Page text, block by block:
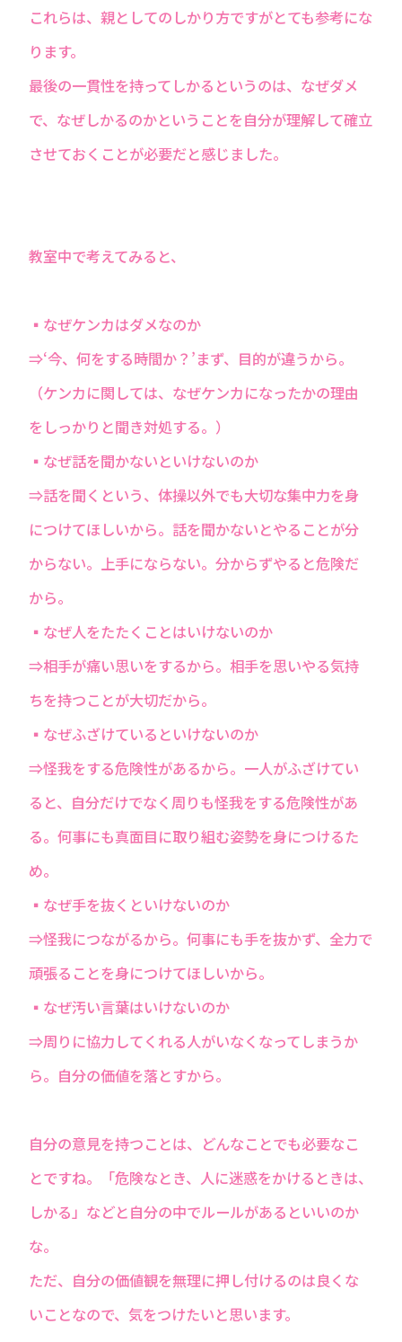
これらは、親としてのしかり方ですがとても参考にな
ります。
最後の一貫性を持ってしかるというのは、なぜダメ
で、なぜしかるのかということを自分が理解して確立
させておくことが必要だと感じました。
教室中で考えてみると、
▪なぜケンカはダメなのか
⇒‘今、何をする時間か？’まず、目的が違うから。
（ケンカに関しては、なぜケンカになったかの理由
をしっかりと聞き対処する。）
▪なぜ話を聞かないといけないのか
⇒話を聞くという、体操以外でも大切な集中力を身
につけてほしいから。話を聞かないとやることが分
からない。上手にならない。分からずやると危険だ
から。
▪なぜ人をたたくことはいけないのか
⇒相手が痛い思いをするから。相手を思いやる気持
ちを持つことが大切だから。
▪なぜふざけているといけないのか
⇒怪我をする危険性があるから。一人がふざけてい
ると、自分だけでなく周りも怪我をする危険性があ
る。何事にも真面目に取り組む姿勢を身につけるた
め。
▪なぜ手を抜くといけないのか
⇒怪我につながるから。何事にも手を抜かず、全力で
頑張ることを身につけてほしいから。
▪なぜ汚い言葉はいけないのか
⇒周りに協力してくれる人がいなくなってしまうか
ら。自分の価値を落とすから。
自分の意見を持つことは、どんなことでも必要なこ
とですね。「危険なとき、人に迷惑をかけるときは、
しかる」などと自分の中でルールがあるといいのか
な。
ただ、自分の価値観を無理に押し付けるのは良くな
いことなので、気をつけたいと思います。